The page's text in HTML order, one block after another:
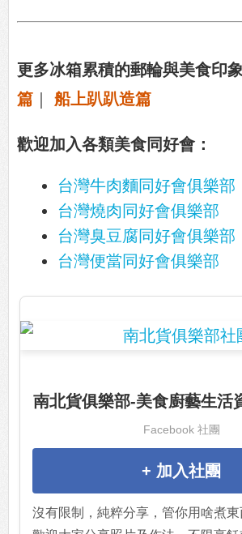
更多冰箱累積的郵輪與美食印
篇 ｜ 船上趴趴造篇
歡迎加入各類美食同好會：
台灣牛肉麵同好會俱樂部
台灣燒肉同好會俱樂部
台灣臭豆腐同好會俱樂部
台灣便當同好會俱樂部
南北貨俱樂部-美食廚藝生活
Facebook 社團
+ 加入社團
沒有限制，純粹分享，管你用啥煮